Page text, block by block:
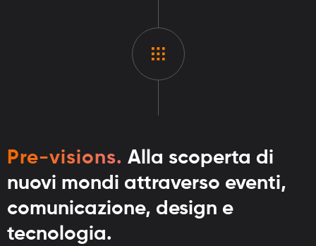
Pre-visions. Alla scoperta di
nuovi mondi attraverso eventi,
comunicazione, design e
tecnologia.